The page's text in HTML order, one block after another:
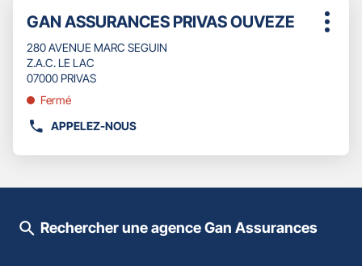
TÉLÉPHONE
DU
POINT
DE
VENTE
GAN
BOURG
ANDEOL
sur
touche
ENTRÉE
pour
obtenir
plus
informations
Point
vente
:
GAN ASSURANCES PRIVAS OUVEZE
280 AVENUE MARC SEGUIN
Z.A.C. LE LAC
07000 PRIVAS
Fermé
APPELEZ-NOUS
AFFICHER
POINT
Plus
Rechercher une agence Gan Assurances